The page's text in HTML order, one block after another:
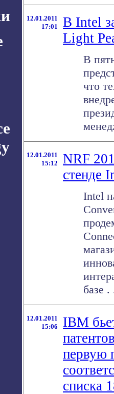
12.01.2011
17:01
В Intel
Light
В
что
12.01.2011
15:12
NRF
стенде
Intel
базе .
12.01.2011
15:06
IBM
первую
списка